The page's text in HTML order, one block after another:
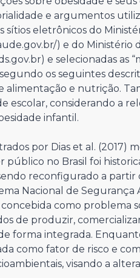
e argumentos
sítios eletrônicos do
) e do Ministério
e selecionadas as
segundo os seguintes
alimentação e nutrição.
escolar, considerando a
infantil.
por Dias et al. (2017)
público no Brasil foi
reconfigurado a partir
Nacional de
concebida como problema
de produzir,
forma integrada.
como fator de risco e
visando a